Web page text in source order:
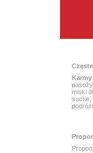
miski
suche